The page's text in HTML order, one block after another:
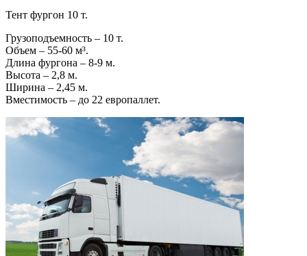
Тент фургон 10 т.
Грузоподъемность – 10 т.
Объем – 55-60 м³.
Длина фургона – 8-9 м.
Высота – 2,8 м.
Ширина – 2,45 м.
Вместимость – до 22 европаллет.